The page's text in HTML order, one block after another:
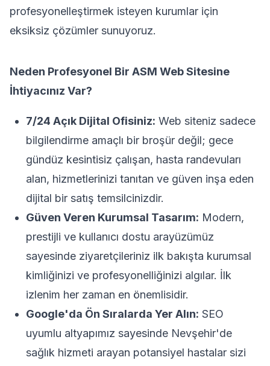
profesyonelleştirmek isteyen kurumlar için
eksiksiz çözümler sunuyoruz.
Neden Profesyonel Bir ASM Web Sitesine
İhtiyacınız Var?
7/24 Açık Dijital Ofisiniz: Web siteniz sadece
bilgilendirme amaçlı bir broşür değil; gece
gündüz kesintisiz çalışan, hasta randevuları
alan, hizmetlerinizi tanıtan ve güven inşa eden
dijital bir satış temsilcinizdir.
Güven Veren Kurumsal Tasarım: Modern,
prestijli ve kullanıcı dostu arayüzümüz
sayesinde ziyaretçileriniz ilk bakışta kurumsal
kimliğinizi ve profesyonelliğinizi algılar. İlk
izlenim her zaman en önemlisidir.
Google'da Ön Sıralarda Yer Alın: SEO
uyumlu altyapımız sayesinde Nevşehir'de
sağlık hizmeti arayan potansiyel hastalar sizi